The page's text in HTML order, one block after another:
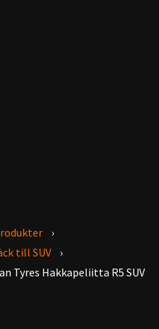
till SUV
Tyres Hakkapeliitta R5 SUV